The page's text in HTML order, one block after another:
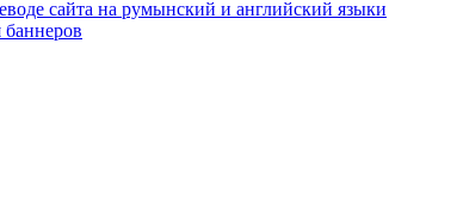
сайта на румынский и английский языки